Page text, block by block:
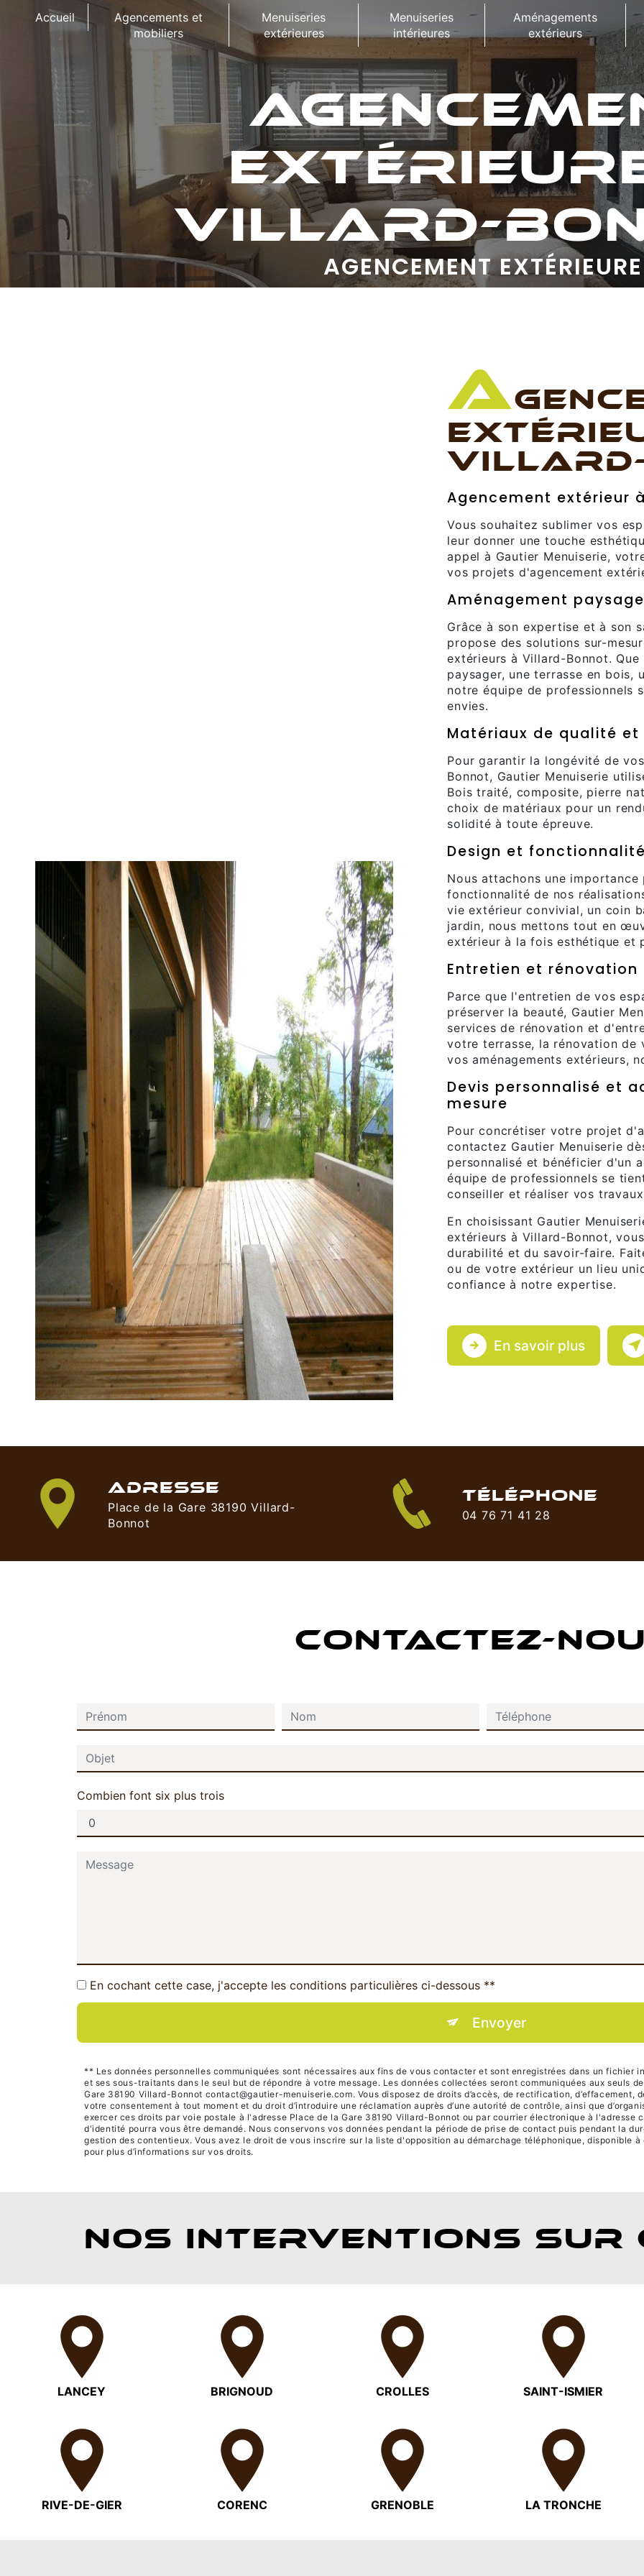
Accueil
Agencements et
mobiliers
Menuiseries
extérieures
Menuiseries
intérieures
Aménagements
extérieurs
VILLARD-
AGENCEMENT EXTÉRIEURE
A
Agencement extérieur
Vous souhaitez sublimer vos
leur donner une touche
appel à Gautier Menuiserie,
vos projets d'agencement
Aménagement
Grâce à son expertise et à son
propose des solutions sur-
extérieurs à Villard-Bonnot.
paysager, une terrasse en bois,
notre équipe de professionnels
envies.
Matériaux de qualité
Pour garantir la longévité de
Bonnot, Gautier Menuiserie
Bois traité, composite, pierre
choix de matériaux pour un
solidité à toute épreuve.
Design et
Nous attachons une
fonctionnalité de nos
vie extérieur convivial, un coin
jardin, nous mettons tout en
extérieur à la fois esthétique et
Entretien et rénovation
Parce que l'entretien de vos
préserver la beauté, Gautier
services de rénovation et
votre terrasse, la rénovation de
vos aménagements extérieurs,
Devis personnalisé et
mesure
Pour concrétiser votre projet
contactez Gautier Menuiserie
personnalisé et bénéficier d'un
équipe de professionnels se
conseiller et réaliser vos
En choisissant Gautier
extérieurs à Villard-Bonnot,
durabilité et du savoir-faire.
ou de votre extérieur un lieu
confiance à notre expertise.
En savoir plus
ADRESSE
Place de la Gare 38190 Villard-
Bonnot
TÉLÉPHONE
04 76 71 41 28
CONTACTEZ-
Combien font six plus trois
En cochant cette case, j'accepte les conditions particulières ci-dessous **
Envoyer
** Les données personnelles communiquées sont nécessaires aux fins de vous contacter et sont enregistrées dans un fichier
et ses sous-traitants dans le seul but de répondre à votre message. Les données collectées seront communiquées aux seuls
Gare 38190 Villard-Bonnot contact@gautier-menuiserie.com. Vous disposez de droits d’accès, de rectification, d’effacement,
votre consentement à tout moment et du droit d’introduire une réclamation auprès d’une autorité de contrôle, ainsi que
exercer ces droits par voie postale à l'adresse Place de la Gare 38190 Villard-Bonnot ou par courrier électronique à
d'identité pourra vous être demandé. Nous conservons vos données pendant la période de prise de contact puis pendant la
gestion des contentieux. Vous avez le droit de vous inscrire sur la liste d'opposition au démarchage téléphonique, disponible
pour plus d’informations sur vos droits.
NOS INTERVENTIONS SUR
LANCEY BRIGNOUD CROLLES SAINT-ISMIER
RIVE-DE-GIER CORENC GRENOBLE LA TRONCHE
Panneau de gestion des cookies